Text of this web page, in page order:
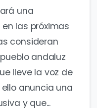
una
las próximas
consideran
andaluz
lleve la voz de
anuncia una
y que...